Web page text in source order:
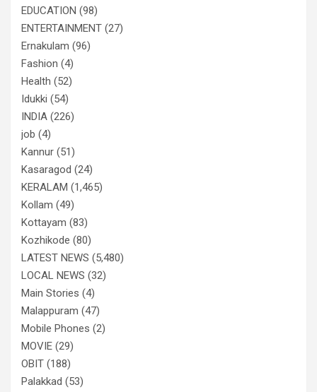
EDUCATION (98)
ENTERTAINMENT (27)
Ernakulam (96)
Fashion (4)
Health (52)
Idukki (54)
INDIA (226)
job (4)
Kannur (51)
Kasaragod (24)
KERALAM (1,465)
Kollam (49)
Kottayam (83)
Kozhikode (80)
LATEST NEWS (5,480)
LOCAL NEWS (32)
Main Stories (4)
Malappuram (47)
Mobile Phones (2)
MOVIE (29)
OBIT (188)
Palakkad (53)